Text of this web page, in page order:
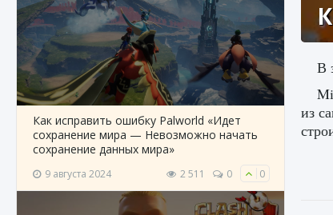
Как исправить ошибку Palworld «Идет
сохранение мира — Невозможно начать
сохранение данных мира»
9 августа 2024 2 511 0 0
В
из